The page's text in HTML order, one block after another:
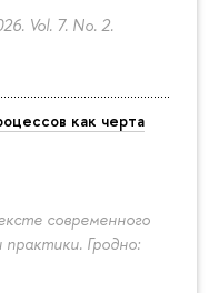
Vol. 7. No. 2.
как черта
современного
Гродно: